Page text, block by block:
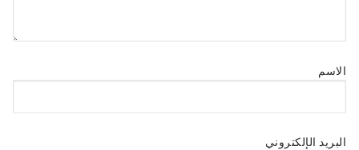
الاسم
البريد الإلكتروني